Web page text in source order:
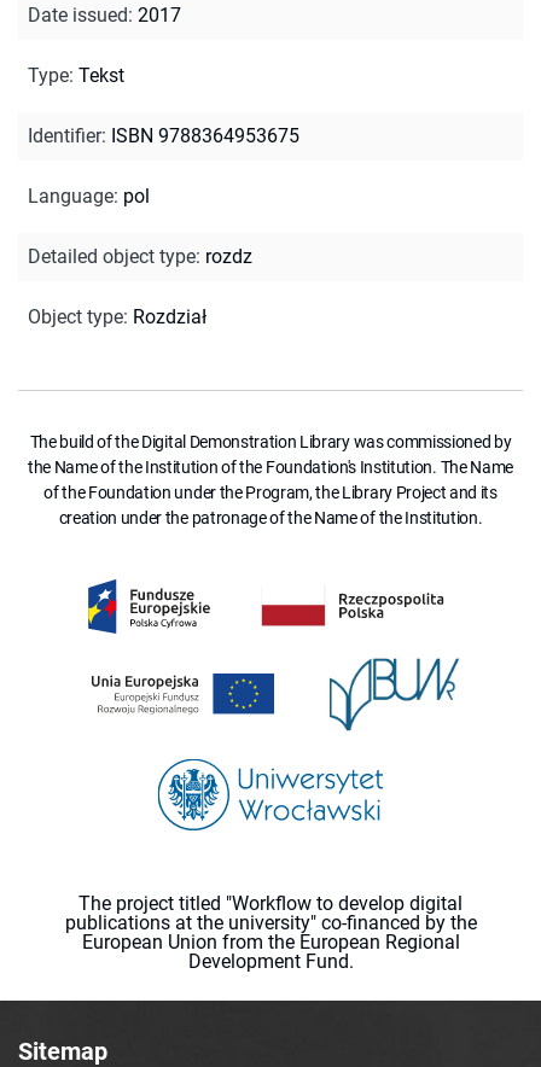
Date issued: 2017
Type: Tekst
Identifier: ISBN 9788364953675
Language: pol
Detailed object type: rozdz
Object type: Rozdział
The build of the Digital Demonstration Library was commissioned by
the Name of the Institution of the Foundation's Institution. The Name
of the Foundation under the Program, the Library Project and its
creation under the patronage of the Name of the Institution.
The project titled "Workflow to develop digital
publications at the university" co-financed by the
European Union from the European Regional
Development Fund.
Sitemap